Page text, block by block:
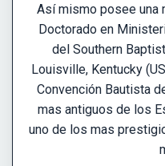
Así mismo posee una
Doctorado en
del Southern
Louisville, Kentucky
Convención Bautista
mas antiguos de los
uno de los mas